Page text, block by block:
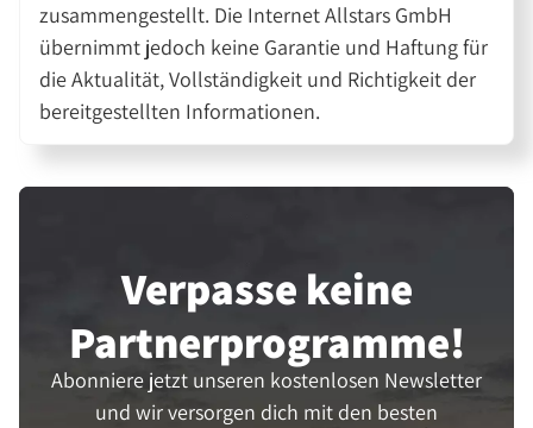
zusammengestellt. Die Internet Allstars GmbH
übernimmt jedoch keine Garantie und Haftung für
die Aktualität, Vollständigkeit und Richtigkeit der
bereitgestellten Informationen.
Verpasse keine
Partner­programme!
Abonniere jetzt unseren kostenlosen Newsletter
und wir versorgen dich mit den besten